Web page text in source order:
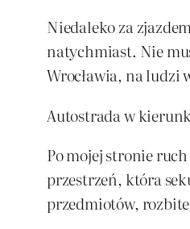
Niedaleko za
natychmiast. Nie
Wrocławia, na ludzi
Autostrada w
Po mojej stronie
przestrzeń, która
przedmiotów,